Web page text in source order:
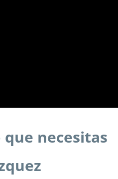
necesitas